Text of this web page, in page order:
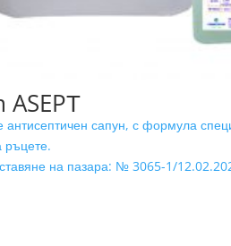
антисептичен сапун, с формула
ръцете.
на пазара: № 3065-1/